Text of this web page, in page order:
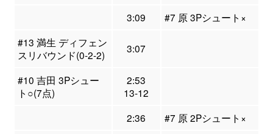
3:09
#7 原 3Pシュート×
#13 満生 ディフェン
スリバウンド(0-2-2)
3:07
#10 吉田 3Pシュー
ト○(7点)
2:53
13-12
2:36
#7 原 2Pシュート×